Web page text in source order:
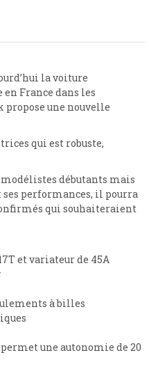
la voiture
France dans les
une nouvelle
qui est robuste,
débutants mais
performances, il pourra
qui souhaiteraient
et variateur de 45A
à billes
une autonomie de 20